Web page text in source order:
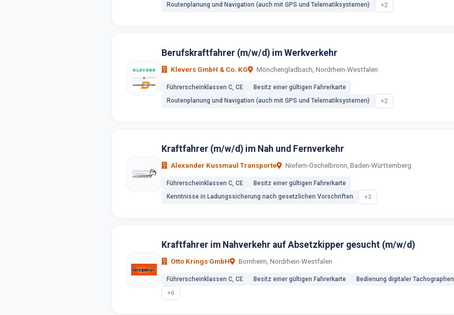
Routenplanung und Navigation (auch mit GPS und Telematiksystemen)
+2
Berufskraftfahrer (m/w/d) im Werkverkehr
Klevers GmbH & Co. KG Mönchengladbach, Nordrhein-Westfalen
Führerscheinklassen C, CE
Besitz einer gültigen Fahrerkarte
Routenplanung und Navigation (auch mit GPS und Telematiksystemen)
+2
Kraftfahrer (m/w/d) im Nah und Fernverkehr
Alexander Kussmaul Transporte Niefern-Öschelbronn, Baden-Württemberg
Führerscheinklassen C, CE
Besitz einer gültigen Fahrerkarte
Kenntnisse in Ladungssicherung nach gesetzlichen Vorschriften
+3
Kraftfahrer im Nahverkehr auf Absetzkipper gesucht (m/w/d)
Otto Krings GmbH Bornheim, Nordrhein-Westfalen
Führerscheinklassen C, CE Besitz einer gültigen Fahrerkarte
Bedienung digitaler Tachographen
+6